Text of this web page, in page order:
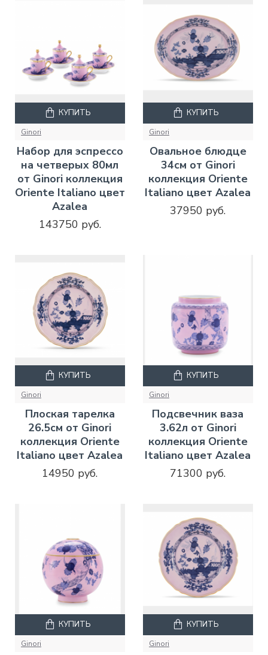
Ginori
Набор для эспрессо
на четверых 80мл
от Ginori коллекция
Oriente Italiano цвет
Azalea
143750 руб.
КУПИТЬ
Ginori
Овальное блюдце
34см от Ginori
коллекция Oriente
Italiano цвет Azalea
37950 руб.
КУПИТЬ
Ginori
Плоская тарелка
26.5см от Ginori
коллекция Oriente
Italiano цвет Azalea
14950 руб.
КУПИТЬ
Ginori
Подсвечник ваза
3.62л от Ginori
коллекция Oriente
Italiano цвет Azalea
71300 руб.
КУПИТЬ
Ginori
КУПИТЬ
Ginori
КУПИТЬ